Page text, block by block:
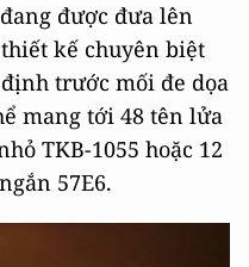
được đưa lên
kế chuyên biệt
trước mối đe dọa
mang tới 48 tên lửa
TKB-1055 hoặc 12
57E6.